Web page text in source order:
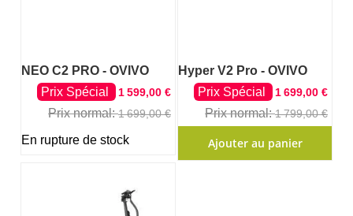
NEO C2 PRO - OVIVO
Prix Spécial
1 599,00 €
Prix normal 1 699,00 €
En rupture de stock
Hyper V2 Pro - OVIVO
Prix Spécial
1 699,00 €
Prix normal 1 799,00 €
Ajouter au panier